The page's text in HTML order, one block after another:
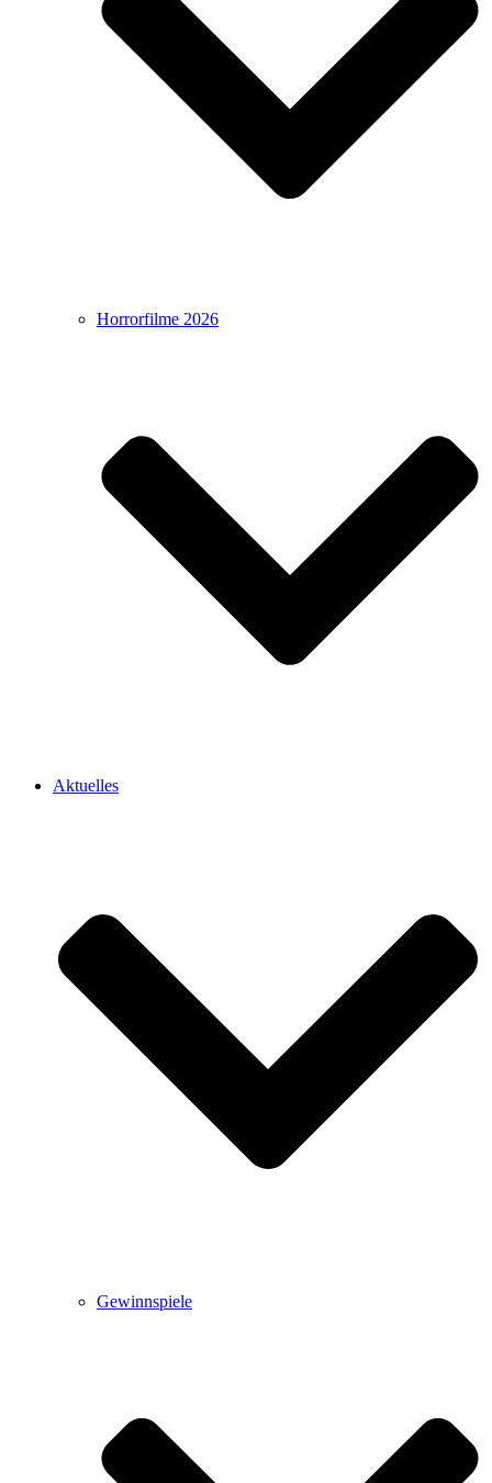
Horrorfilme 2026
Aktuelles
Gewinnspiele